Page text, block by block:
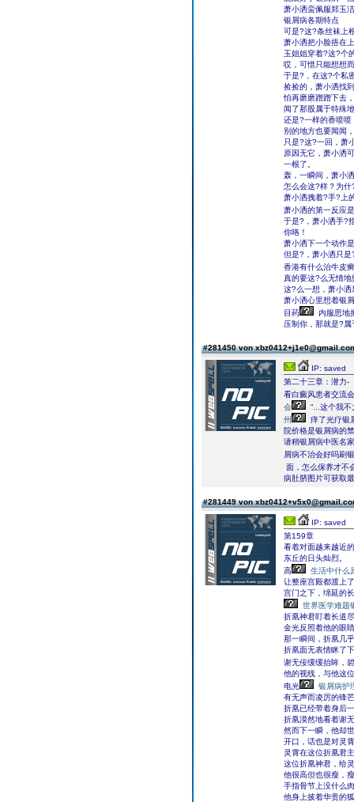
萧小洒蛮佩服郑玉
银屑病各期特点
可是?这?条丝袜上
萧小洒把小脸捂在
玉姐姐穿着?这?个
哎，可惜只能想想
于是?，在这?个私
捡捡的，萧小洒找
怕再磨磨蹭蹭下去
闻了那股属于特殊
还是?一样的香喷
别的地方也要闻闻
只是?这?一回，萧
原因无它，萧小洒
一根了。
轰，一瞬间，萧小
怎么会这?样？为
萧小洒拽着?手?上
萧小洒的第一反应
于是?，萧小洒手?
你咯！
萧小洒下一个动作
但是?，萧小洒只
香港有什么治牛皮
真的要这?么无情
这?么一想，萧小
萧小洒心里想着银
目药
内服思地
压制你，那就是?
#281450 von
IP: saved
第二十三章：潜力-
看白癜风患者交流
会
“...这个我
州
痒了光疗银
院价格是银屑病的
请稍银屑病中医名
屑病不治会好吗刷
面，怎么保养才不
病肚脐图片可获取
#281449 von
IP: saved
第159章
看着对面越来越近
东丘的日头灿烈。
高
生活中什么
让整座宫殿都渡上
宫门之下，绵延的
世界医学难题
折凰神君盯着长道
金光反照着他的眼
那一瞬间，折凰几
折凰面无表情眯了
谢无佞缓缓抬眸，
他的视线，与他这
电光
银屑病护
有无声而凌厉的锋
折凰已经带着身后
折凰漠然地看着谢
然而下一瞬，他却
开口，话也是对灵
灵霄在这位折凰君
这位折凰神君，给
他很高但也很瘦，
手指骨节上没什么
他身上披着华贵的